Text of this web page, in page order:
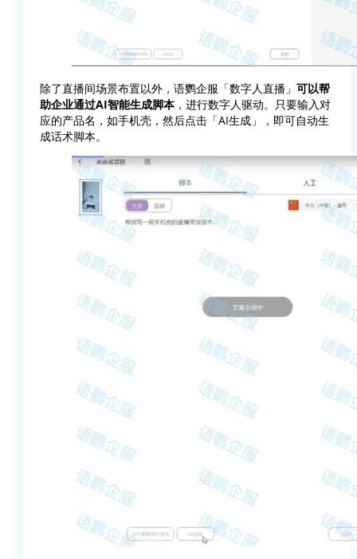
除了直播间场景布置以外，语鹦企服「数字人直播」 可以帮
助企业通过AI智能生成脚本，进行数字人驱动。只要输入对
应的产品名，如手机壳，然后点击「AI生成」，即可自动生
成话术脚本。